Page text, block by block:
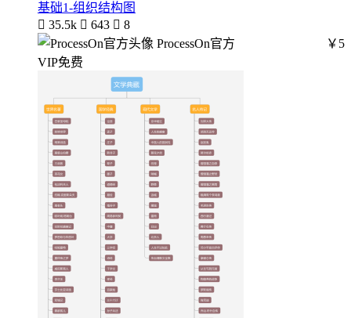
基础1-组织结构图
 35.5k  643  8
ProcessOn官方
￥5
VIP免费